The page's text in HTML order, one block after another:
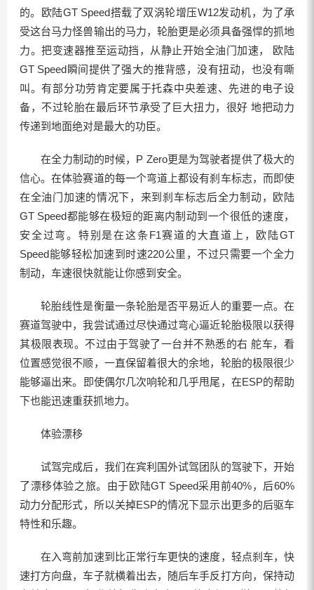
的。欧陆GT Speed搭载了双涡轮增压W12发动机，为了承
受这台马力怪兽输出的马力，轮胎更是必须具备强悍的抓地
力。把变速器推至运动挡，从静止开始全油门加速， 欧陆
GT Speed瞬间提供了强大的推背感，没有扭动，也没有嘶
叫。有部分功劳肯定要属于托森中央差速、先进的电子设
备，不过轮胎在最后环节承受了巨大扭力，很好 地把动力
传递到地面绝对是最大的功臣。
在全力制动的时候，P Zero更是为驾驶者提供了极大的
信心。在体验赛道的每一个弯道上都设有刹车标志，而即使
在全油门加速的情况下，来到刹车标志后全力制动，欧陆
GT Speed都能够在极短的距离内制动到一个很低的速度，
安全过弯。特别是在这条F1赛道的大直道上，欧陆GT
Speed能够轻松加速到时速220公里，不过只需要一个全力
制动，车速很快就能让你感到安全。
轮胎线性是衡量一条轮胎是否平易近人的重要一点。在
赛道驾驶中，我尝试通过尽快通过弯心逼近轮胎极限以获得
其极限表现。不过由于驾驶了一台并不熟悉的右 舵车，看
位置感觉很不顺，一直保留着很大的余地，轮胎的极限很少
能够逼出来。即使偶尔几次响轮和几乎甩尾，在ESP的帮助
下也能迅速重获抓地力。
体验漂移
试驾完成后，我们在宾利国外试驾团队的驾驶下，开始
了漂移体验之旅。由于欧陆GT Speed采用前40%，后60%
动力分配形式，所以关掉ESP的情况下显示出更多的后驱车
特性和乐趣。
在入弯前加速到比正常行车更快的速度，轻点刹车，快
速打方向盘，车子就横着出去，随后车手反打方向，保持动